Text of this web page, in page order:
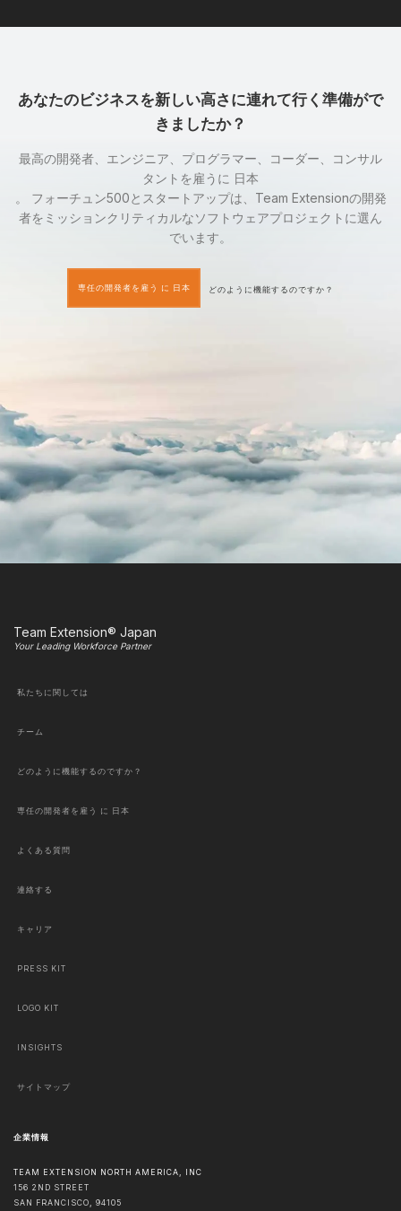
あなたのビジネスを新しい高さに連れて行く準備がで
きましたか？
最高の開発者、エンジニア、プログラマー、コーダー、コンサル
タントを雇うに 日本
。 フォーチュン500とスタートアップは、Team Extensionの開発
者をミッションクリティカルなソフトウェアプロジェクトに選ん
でいます。
専任の開発者を雇う に 日本 どのように機能するのですか？
Team Extension® Japan
Your Leading Workforce Partner
私たちに関しては
チーム
どのように機能するのですか？
専任の開発者を雇う に 日本
よくある質問
連絡する
キャリア
PRESS KIT
LOGO KIT
INSIGHTS
サイトマップ
企業情報
TEAM EXTENSION NORTH AMERICA, INC
156 2ND STREET
SAN FRANCISCO, 94105